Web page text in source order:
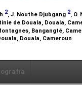
2, J. Nouthe Djubgang 2, O.
de Douala, Douala,
Bangangté,
Douala, Cameroun